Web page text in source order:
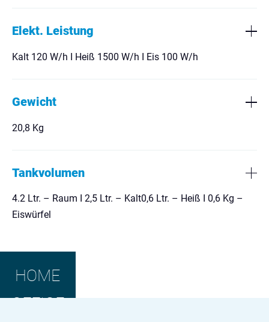
Elekt. Leistung
Kalt 120 W/h I Heiß 1500 W/h I Eis 100 W/h
Gewicht
20,8 Kg
Tankvolumen
4.2 Ltr. – Raum I 2,5 Ltr. – Kalt0,6 Ltr. – Heiß I 0,6 Kg –
Eiswürfel
HOME
OFFICE